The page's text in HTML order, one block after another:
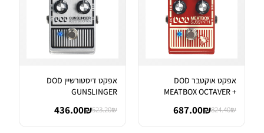
אפקט אוקטבר DOD
MEATBOX OCTAVER +
824.40₪
687.00₪
אפקט דיסטורשיין DOD
GUNSLINGER
523.20₪
436.00₪